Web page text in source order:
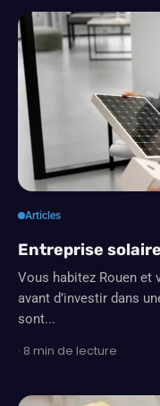
Articles
Entreprise
Vous habitez Rouen et
avant d’investir dans
sont...
· 8 min de lecture